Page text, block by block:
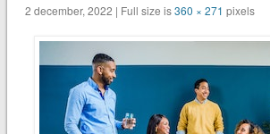
2 december, 2022 | Full size is360 × 271 pixels